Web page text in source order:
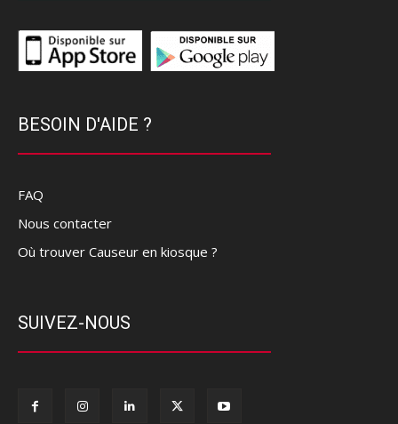
BESOIN D'AIDE ?
FAQ
Nous contacter
Où trouver Causeur en kiosque ?
SUIVEZ-NOUS